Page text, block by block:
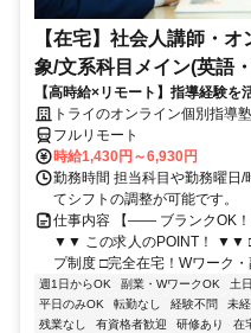
【在宅】社会人講師・
象/文系科目メイン(英語
【高時給×リモート】指導経験
週1～OK！
トライのオンライン個別指
フルリモート
時給1,430円～6,930円
勤務時間 担当科目や勤務曜日
てシフトの調整が可能です。
仕事内容 【―― ブランクOK
▼▼ この求人のPOINT！ ▼▼
プ制度 □完全在宅！Wワーク
週1日からOK 副業・WワークOK 土
平日のみOK
転勤なし 経験不問 未
残業なし
有資格者歓迎 研修あり 在